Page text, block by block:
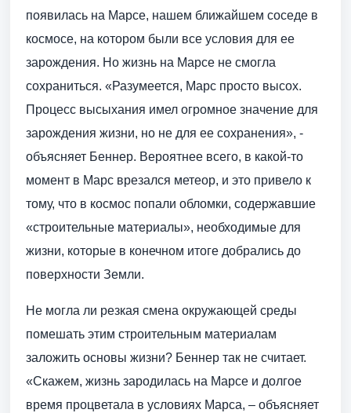
появилась на Марсе, нашем ближайшем соседе в
космосе, на котором были все условия для ее
зарождения. Но жизнь на Марсе не смогла
сохраниться. «Разумеется, Марс просто высох.
Процесс высыхания имел огромное значение для
зарождения жизни, но не для ее сохранения», -
объясняет Беннер. Вероятнее всего, в какой-то
момент в Марс врезался метеор, и это привело к
тому, что в космос попали обломки, содержавшие
«строительные материалы», необходимые для
жизни, которые в конечном итоге добрались до
поверхности Земли.
Не могла ли резкая смена окружающей среды
помешать этим строительным материалам
заложить основы жизни? Беннер так не считает.
«Скажем, жизнь зародилась на Марсе и долгое
время процветала в условиях Марса, – объясняет